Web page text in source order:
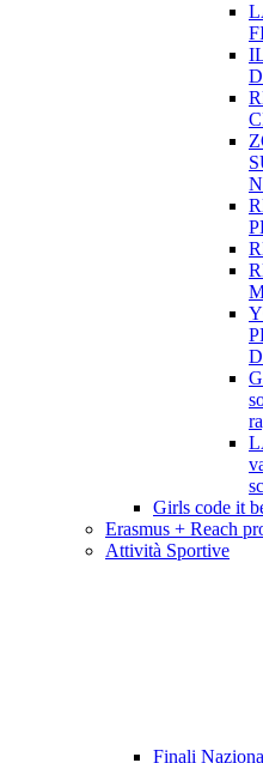
Girls code it
Erasmus + Reach
Attività Sportive
Finali